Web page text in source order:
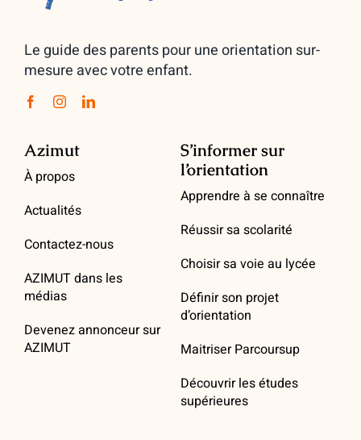
Le guide des parents pour une orientation sur-
mesure avec votre enfant.
Azimut
À propos
Actualités
Contactez-nous
AZIMUT dans les
médias
Devenez annonceur sur
AZIMUT
S’informer sur
l’orientation
Apprendre à se connaître
Réussir sa scolarité
Choisir sa voie au lycée
Définir son projet
d’orientation
Maitriser Parcoursup
Découvrir les études
supérieures